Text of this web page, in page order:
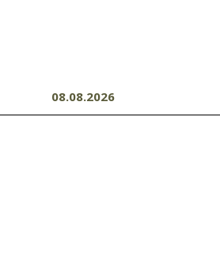
08.08.2026